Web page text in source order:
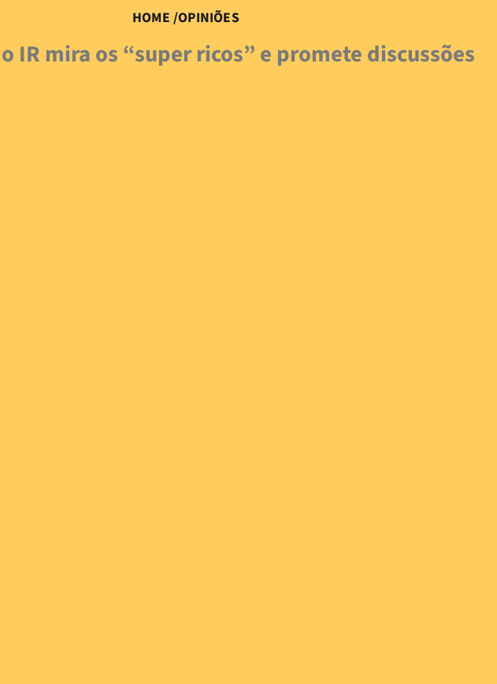
HOME /OPINIÕES
IR mira os “super ricos” e promete discussões